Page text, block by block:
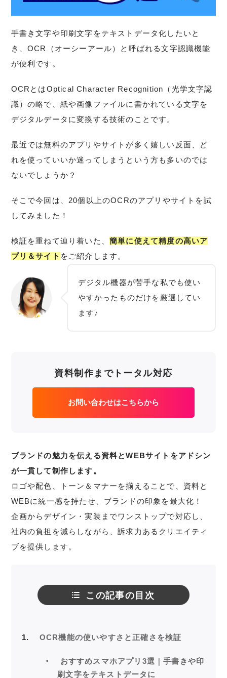
手書き文字や印刷文字をテキストデータ化したいと
き、OCR（オーシーアール）と呼ばれる文字認識機能
が便利です。
OCRとはOptical Character Recognition（光学文字認
識）の略で、紙や画像ファイルに書かれている文字を
デジタルデータに変換する技術のことです。
最近では無料のアプリやサイトが多く嬉しい反面、ど
れを使っていいか迷ってしまうという方も多いのでは
ないでしょうか？
そこで今回は、20個以上のOCRのアプリやサイトを試
してみました！
検証を重ねて辿り着いた、簡単に使えて精度の高いア
プリ＆サイト をご紹介します。
デジタル機器が苦手な私でも使い
やすかったものだけを厳選してい
ます♪
資料制作までトータル対応
お問い合わせはこちらから
ブランドの魅力を伝える資料とWEBサイトをアドシン
が一貫して制作します。
ロゴや配色、トーン＆マナーを揃えることで、資料と
WEBに統一感を持たせ、ブランドの印象を最大化！
企画からデザイン・実装までワンストップで対応し、
社内の負担を減らしながら、訴求力あるクリエイティ
ブを提供します。
この記事の目次
1 OCR機能の使いやすさと正確さを検証
おすすめスマホアプリ3選｜手書きや印
刷文字をテキストデータに